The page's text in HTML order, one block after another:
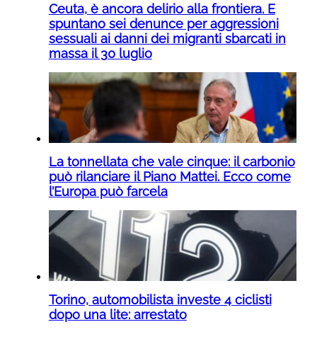
Ceuta, è ancora delirio alla frontiera. E
spuntano sei denunce per aggressioni
sessuali ai danni dei migranti sbarcati in
massa il 30 luglio
La tonnellata che vale cinque: il carbonio
può rilanciare il Piano Mattei. Ecco come
l’Europa può farcela
Torino, automobilista investe 4 ciclisti
dopo una lite: arrestato